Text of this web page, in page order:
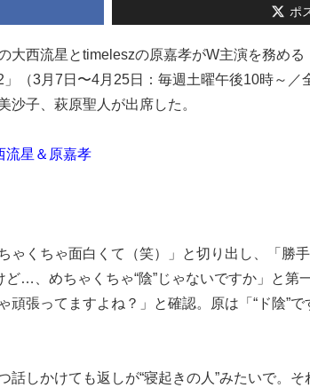
ポ
大西流星とtimeleszの原嘉孝がW主演を務め
（3月7日〜4月25日：毎週土曜午後10時～／
沙子、萩原聖人が出席した。
流星＆原嘉孝
くちゃ面白くて（笑）」と切り出し、「勝手
ど…、めちゃくちゃ“陰”じゃないですか」と第
頑張ってますよね？」と確認。原は「“ド陰”
しかけても返しが“寝起きの人”みたいで。